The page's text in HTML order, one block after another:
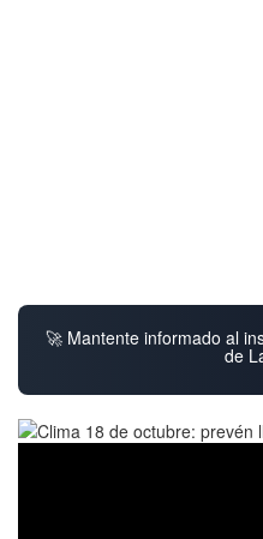
🚀 Mantente informado al
de